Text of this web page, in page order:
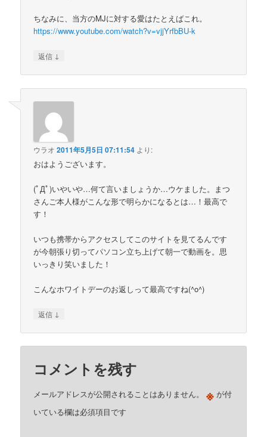
ちなみに、当方のMJに対する愛はたとえばこれ。
https://www.youtube.com/watch?v=vjjYrfbBU-k
返信 ↓
ウラオ 2011年5月5日 07:11:54 より:
おはようございます。
(ﾟДﾟ)いやいや…何て言いましょうか…ウケました。まつ
さんご本人様がこんな形で明らかになるとは…！最高で
す！
いつも携帯からアクセスしてこのサイトを見てるんです
が今朝張り切ってパソコン立ち上げて朝一で動画を。思
いっきり笑いました！
こんなホワイトデーのお返しって最高ですね(^o^)
返信 ↓
コメントを残す
メールアドレスが公開されることはありません。 ※ が付
いている欄は必須項目です